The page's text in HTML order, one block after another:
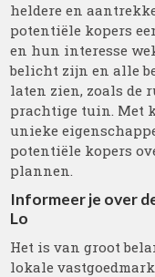
heldere en
potentiële kopers
en hun interesse
belicht zijn en alle
laten zien, zoals de
prachtige tuin. Met
unieke
potentiële kopers
plannen.
Informeer je over
Lo
Het is van groot
lokale